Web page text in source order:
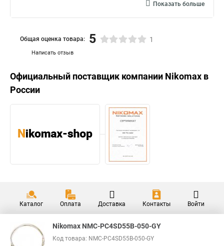
Показать больше
Написать отзыв
Общая оценка товара: 5 1
Официальный поставщик компании Nikomax в
России
Каталог Оплата Доставка Контакты Войти
Nikomax NMC-PC4SD55B-050-GY
Код товара: NMC-PC4SD55B-050-GY